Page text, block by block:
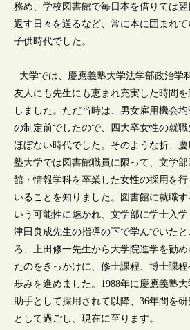
務め、学校図書館で毎日本を借りては翌
返す日々を送るなど、常に本に囲まれて
子供時代でした。
大学では、慶應義塾大学法学部政治学
友人にも先生にも恵まれ充実した時間を
しました。ただ当時は、男女雇用機会均
の制定前でしたので、四大卒女性の就職
ほぼない時代でした。そのような折、慶
塾大学では図書館職員に限って、文学部
館・情報学科を卒業した女性の採用を行
いることを知りました。図書館に就職す
いう可能性に魅かれ、文学部に学士入学
津田良成先生の指導の下で学んでいたと
ろ、上田修一先生から大学院進学を勧め
たのをきっかけに、修士課程、博士課程
歩みを進めました。1988年に慶應義塾
助手として採用されて以降、36年間を研
として過ごし、現在に至ります。